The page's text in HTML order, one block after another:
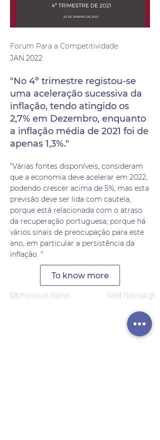
Forum Para a Competitividade
JAN 2022
"No 4º trimestre registou-se
uma aceleração sucessiva da
inflação, tendo atingido os
2,7% em Dezembro, enquanto
a inflação média de 2021 foi de
apenas 1,3%."
"Várias fontes disponíveis, consideram
que a economia deve acelerar em 2022,
podendo crescer acima de 5%, mas esta
previsão deve ser lida com cautela,
porque está relacionada com o atraso
da recuperação portuguesa; porque há
vários sinais de preocupação para este
ano, em particular a persistência da
inflação. "
To know more
&lt;Previous News Next News&gt;